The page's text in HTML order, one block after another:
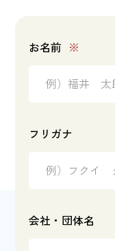
お名前 ※
フリガナ
会社・団体名